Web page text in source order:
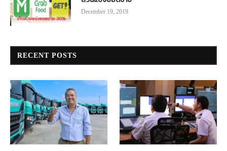
December 19, 2019
RECENT POSTS